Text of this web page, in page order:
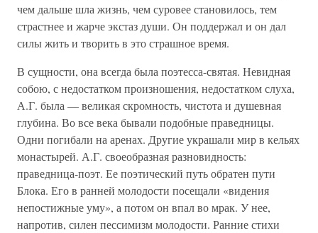
чем дальше шла жизнь, чем суровее становилось, тем
страстнее и жарче экстаз души. Он поддержал и он дал
силы жить и творить в это страшное время.
В сущности, она всегда была поэтесса-святая. Невидная
собою, с недостатком произношения, недостатком слуха,
А.Г. была — великая скромность, чистота и душевная
глубина. Во все века бывали подобные праведницы.
Одни погибали на аренах. Другие украшали мир в кельях
монастырей. А.Г. своеобразная разновидность:
праведница-поэт. Ее поэтический путь обратен пути
Блока. Его в ранней молодости посещали «видения
непостижные уму», а потом он впал во мрак. У нее,
напротив, силен пессимизм молодости. Ранние стихи